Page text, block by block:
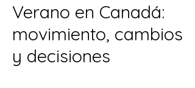
Verano en Canadá:
movimiento, cambios
y decisiones